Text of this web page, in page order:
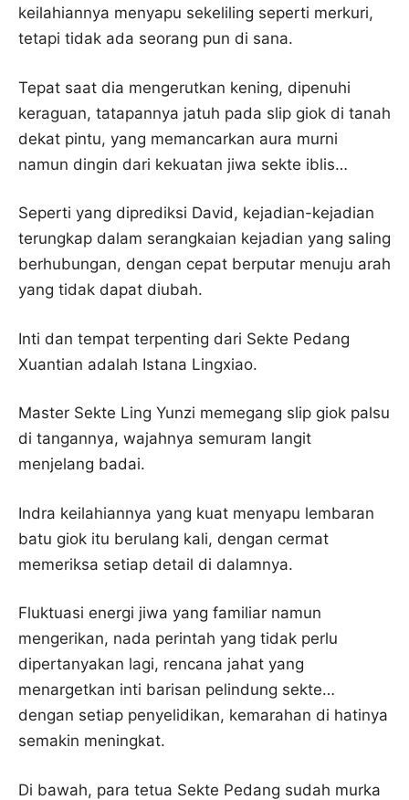
keilahiannya menyapu sekeliling seperti merkuri,
tetapi tidak ada seorang pun di sana.
Tepat saat dia mengerutkan kening, dipenuhi
keraguan, tatapannya jatuh pada slip giok di tanah
dekat pintu, yang memancarkan aura murni
namun dingin dari kekuatan jiwa sekte iblis…
Seperti yang diprediksi David, kejadian-kejadian
terungkap dalam serangkaian kejadian yang saling
berhubungan, dengan cepat berputar menuju arah
yang tidak dapat diubah.
Inti dan tempat terpenting dari Sekte Pedang
Xuantian adalah Istana Lingxiao.
Master Sekte Ling Yunzi memegang slip giok palsu
di tangannya, wajahnya semuram langit
menjelang badai.
Indra keilahiannya yang kuat menyapu lembaran
batu giok itu berulang kali, dengan cermat
memeriksa setiap detail di dalamnya.
Fluktuasi energi jiwa yang familiar namun
mengerikan, nada perintah yang tidak perlu
dipertanyakan lagi, rencana jahat yang
menargetkan inti barisan pelindung sekte…
dengan setiap penyelidikan, kemarahan di hatinya
semakin meningkat.
Di bawah, para tetua Sekte Pedang sudah murka